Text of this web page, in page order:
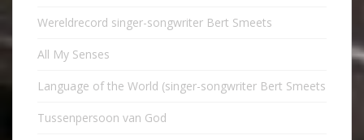
Wereldrecord singer-songwriter Bert Smeets
All My Senses
Language of the World (singer-songwriter Bert Smeets
Tussenpersoon van God